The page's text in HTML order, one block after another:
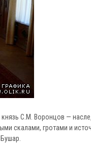
С.М. Воронцов —
скалами, гротами и